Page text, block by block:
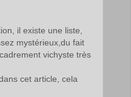
il existe une liste,
mystérieux,du fait
vichyste très
cet article, cela